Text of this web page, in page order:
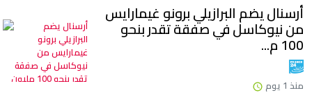
أرسنال يضم البرازيلي برونو غيمارايس
من نيوكاسل في صفقة تقدر بنحو
100 م...
منذ 1 يوم